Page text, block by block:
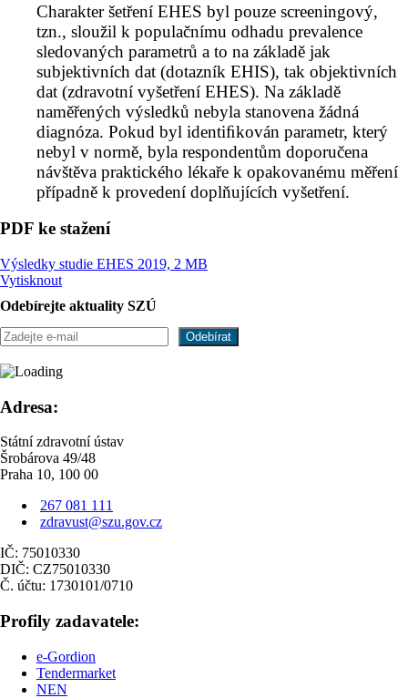
Charakter šetření EHES byl pouze screeningový,
tzn., sloužil k populačnímu odhadu prevalence
sledovaných parametrů a to na základě jak
subjektivních dat (dotazník EHIS), tak objektivních
dat (zdravotní vyšetření EHES). Na základě
naměřených výsledků nebyla stanovena žádná
diagnóza. Pokud byl identiﬁko­ván parametr, který
nebyl v normě, byla respondentům doporučena
návštěva praktického lékaře k opakovanému měření
případně k provedení doplňujících vyšetření.
PDF ke stažení
Výsledky studie EHES 2019, 2 MB
Vytisknout
Odebírejte aktuality SZÚ
Adresa:
Státní zdravotní ústav
Šrobárova 49/48
Praha 10, 100 00
267 081 111
zdravust@szu.gov.cz
IČ: 75010330
DIČ: CZ75010330
Č. účtu: 1730101/0710
Profily zadavatele:
e-Gordion
Tendermarket
NEN